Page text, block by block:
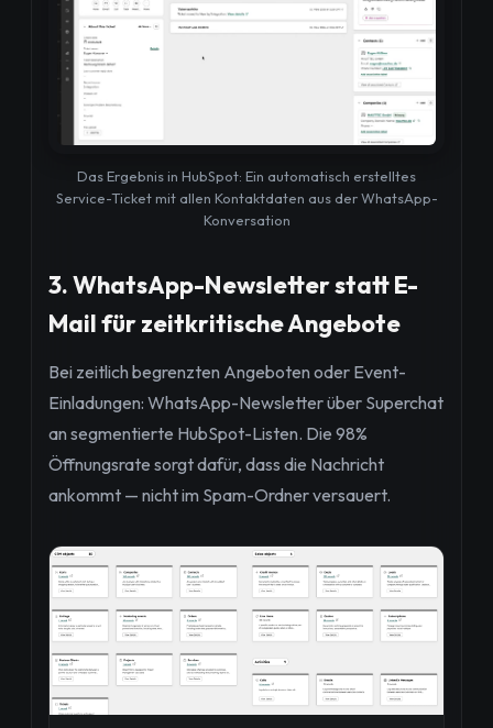
Das Ergebnis in HubSpot: Ein automatisch erstelltes
Service-Ticket mit allen Kontaktdaten aus der WhatsApp-
Konversation
3. WhatsApp-Newsletter statt E-
Mail für zeitkritische Angebote
Bei zeitlich begrenzten Angeboten oder Event-
Einladungen: WhatsApp-Newsletter über Superchat
an segmentierte HubSpot-Listen. Die 98%
Öffnungsrate sorgt dafür, dass die Nachricht
ankommt — nicht im Spam-Ordner versauert.